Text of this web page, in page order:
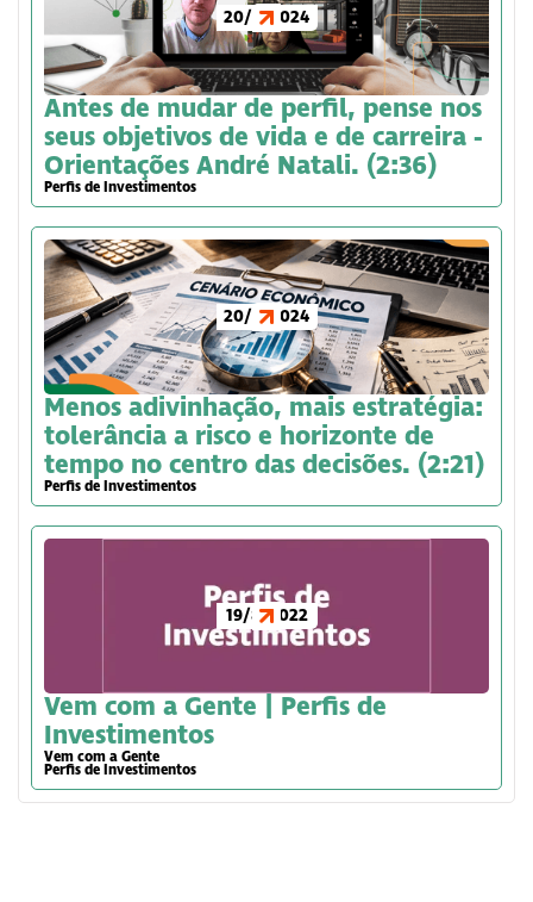
20/6/2024
Antes de mudar de perfil, pense nos
seus objetivos de vida e de carreira -
Orientações André Natali. (2:36)
Perfis de Investimentos
20/6/2024
Menos adivinhação, mais estratégia:
tolerância a risco e horizonte de
tempo no centro das decisões. (2:21)
Perfis de Investimentos
19/8/2022
Vem com a Gente | Perfis de
Investimentos
Vem com a Gente
Perfis de Investimentos